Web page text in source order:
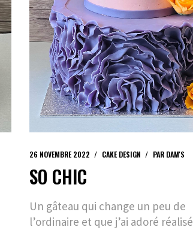
26 NOVEMBRE 2022 CAKE DESIGN PAR DAM'S
SO CHIC
Un gâteau qui change un peu de
l’ordinaire et que j’ai adoré réalisé